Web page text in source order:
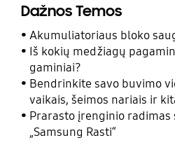
Dažnos Temos
Akumuliatoriaus bloko
Iš kokių medžiagų
gaminiai?
Bendrinkite savo buvimo
vaikais, šeimos nariais ir
programą „Samsung Rasti“
Prarasto įrenginio radimas
„Samsung Rasti“